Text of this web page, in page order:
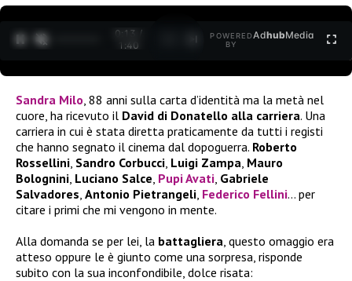
0:14 /
1:40
POWERED
BY
AdhubMedia
Sandra Milo , 88 anni sulla carta d’identità ma la metà nel
cuore, ha ricevuto il David di Donatello alla carriera. Una
carriera in cui è stata diretta praticamente da tutti i registi
che hanno segnato il cinema dal dopoguerra. Roberto
Rossellini Sandro Corbucci Luigi Zampa Mauro
Bolognini Luciano Salce Pupi Avati Gabriele
Salvadores Antonio Pietrangeli Federico Fellini… per
citare i primi che mi vengono in mente.
Alla domanda se per lei, la battagliera , questo omaggio era
atteso oppure le è giunto come una sorpresa, risponde
subito con la sua inconfondibile, dolce risata: